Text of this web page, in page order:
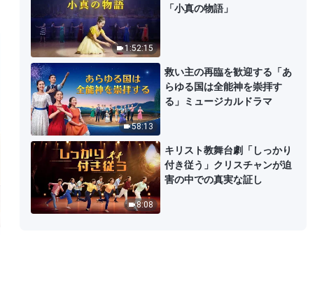
1:52:15
「小真の物語」
58:13
救い主の再臨を歓迎する「あ
らゆる国は全能神を崇拝す
る」ミュージカルドラマ
8:08
キリスト教舞台劇「しっかり
付き従う」クリスチャンが迫
害の中での真実な証し